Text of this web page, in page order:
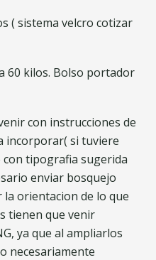
( sistema velcro cotizar
60 kilos. Bolso portador
con instrucciones de
incorporar( si tuviere
con tipografia sugerida
enviar bosquejo
orientacion de lo que
tienen que venir
ya que al ampliarlos
necesariamente